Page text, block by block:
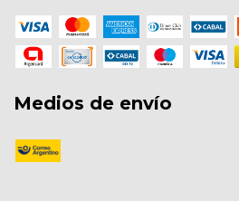
Medios de envío